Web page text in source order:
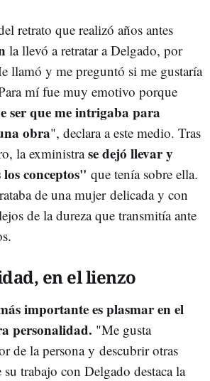
retrato que realizó años antes
la llevó a retratar a Delgado, por
llamó y me preguntó si me gustaría
mí fue muy emotivo porque
ser que me intrigaba para
obra", declara a este medio. Tras
la exministrase dejó llevar y
conceptos" que tenía sobre ella.
de una mujer delicada y con
de la dureza que transmitía ante
en el lienzo
importante es plasmar en el
personalidad. "Me gusta
de la persona y descubrir otras
su trabajo con Delgado destaca la